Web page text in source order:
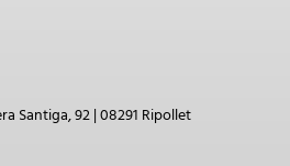
Santiga, 92 | 08291 Ripollet